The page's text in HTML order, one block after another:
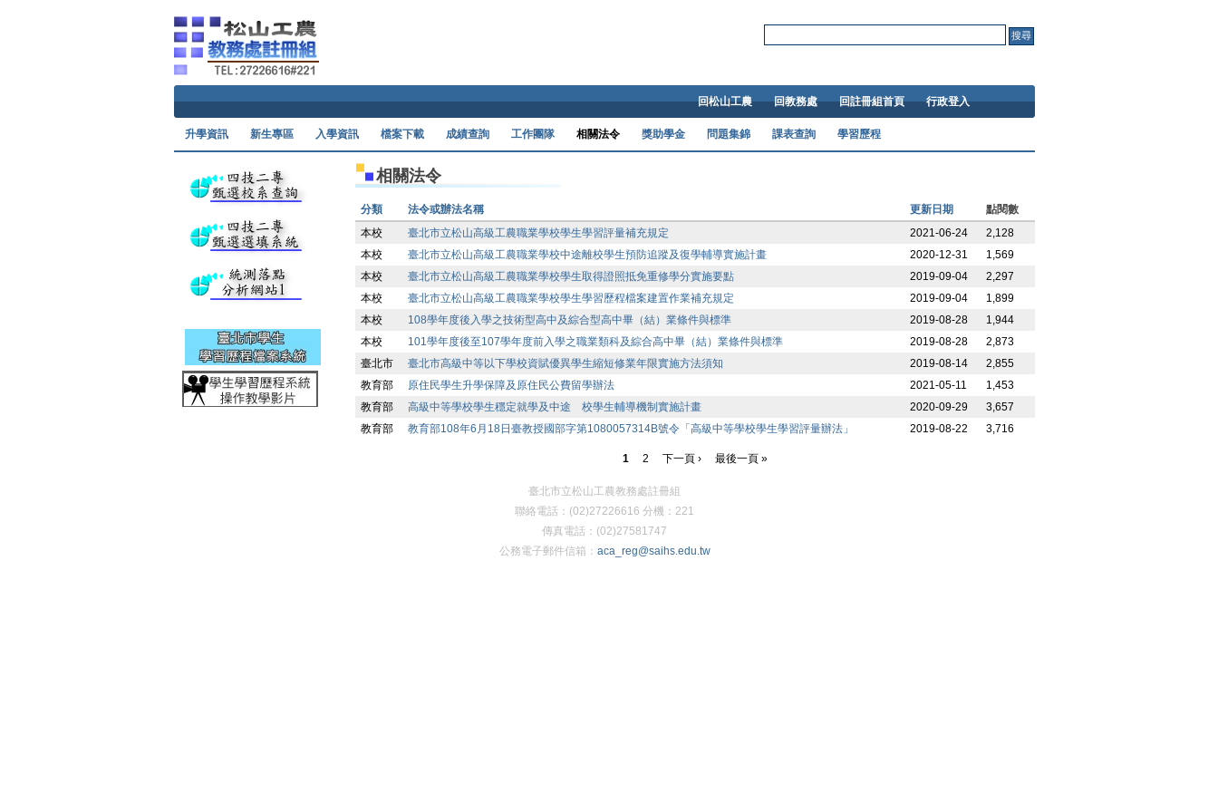
回松山工農 回教務處 回註冊組首頁 行政登入
升學資訊 新生專區 入學資訊 檔案下載 成績查詢 工作團隊 相關法令 獎助學金 問題集錦 課表查詢 學習歷程
相關法令
分類 法令或辦法名稱 更新日期
點閱數
本校
臺北市立松山高級工農職業學校學生學習評量補充規定 2021-06-24
2,128
本校
臺北市立松山高級工農職業學校中途離校學生預防追蹤及復學輔導實施計畫 2020-12-31
1,569
本校
臺北市立松山高級工農職業學校學生取得證照抵免重修學分實施要點 2019-09-04
2,297
本校
臺北市立松山高級工農職業學校學生學習歷程檔案建置作業補充規定 2019-09-04
1,899
本校
108學年度後入學之技術型高中及綜合型高中畢（結）業條件與標準 2019-08-28
1,944
本校
101學年度後至107學年度前入學之職業類科及綜合高中畢（結）業條件與標準 2019-08-28
2,873
臺北市
臺北市高級中等以下學校資賦優異學生縮短修業年限實施方法須知 2019-08-14
2,855
教育部
原住民學生升學保障及原住民公費留學辦法 2021-05-11
1,453
教育部
高級中等學校學生穩定就學及中途離校學生輔導機制實施計畫 2020-09-29
3,657
教育部
教育部108年6月18日臺教授國部字第1080057314B號令「高級中等學校學生學習評量辦法」 2019-08-22 3,716
1 2 下一頁 › 最後一頁 »
臺北市立松山工農教務處註冊組
聯絡電話：(02)27226616 分機：221
傳真電話：(02)27581747
公務電子郵件信箱： aca_reg@saihs.edu.tw